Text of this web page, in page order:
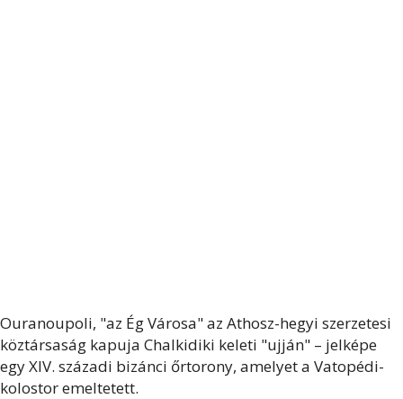
Ouranoupoli, "az Ég Városa" az Athosz-hegyi szerzetesi
köztársaság kapuja Chalkidiki keleti "ujján" – jelképe
egy XIV. századi bizánci őrtorony, amelyet a Vatopédi-
kolostor emeltetett.